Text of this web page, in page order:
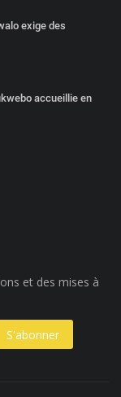
exige des
accueillie en
et des mises à